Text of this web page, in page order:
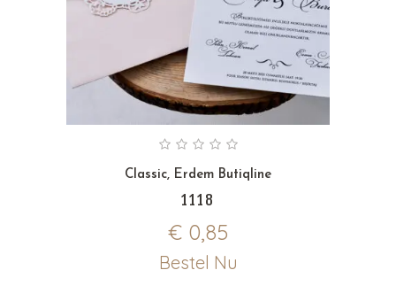
Classic, Erdem Butiqline
1118
€ 0,85
Bestel Nu